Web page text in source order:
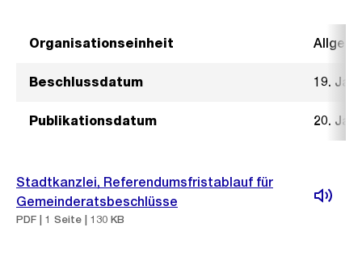
Organisationseinheit
Beschlussdatum 19.
Publikationsdatum 20.
Stadtkanzlei, Referendumsfristablauf für
Gemeinderatsbeschlüsse
PDF | 1 Seite | 130 KB